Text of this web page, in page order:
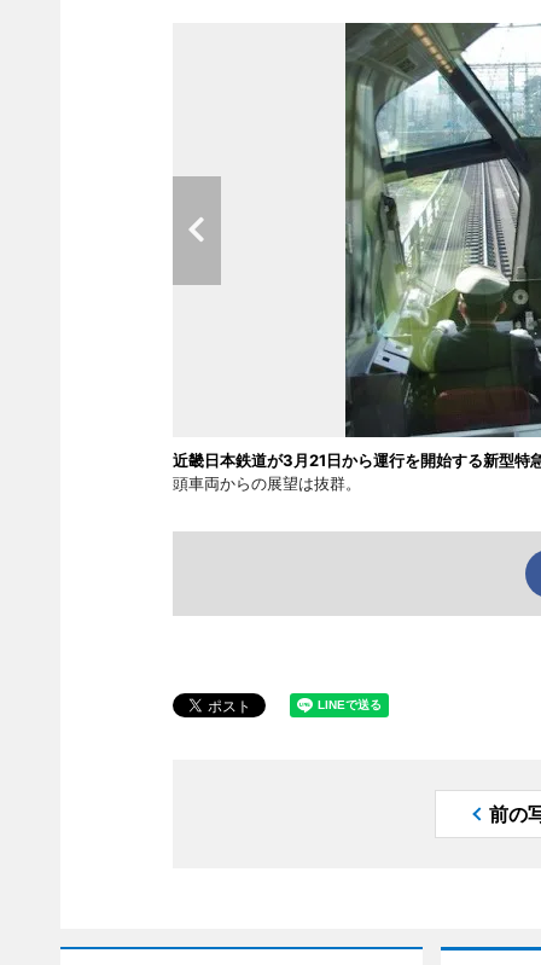
近畿日本鉄道が3月21日から運行を開始する新型特
頭車両からの展望は抜群。
前の